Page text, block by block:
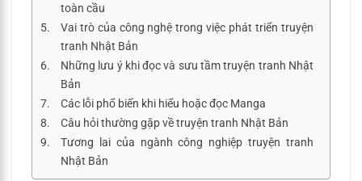
toàn cầu
Vai trò của công nghệ trong việc phát triển truyện
tranh Nhật Bản
Những lưu ý khi đọc và sưu tầm truyện tranh Nhật
Bản
Các lỗi phổ biến khi hiểu hoặc đọc Manga
Câu hỏi thường gặp về truyện tranh Nhật Bản
Tương lai của ngành công nghiệp truyện tranh
Nhật Bản